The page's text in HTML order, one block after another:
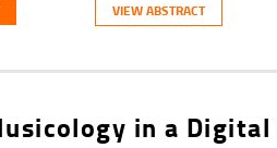
VIEW ABSTRACT
in a Digital